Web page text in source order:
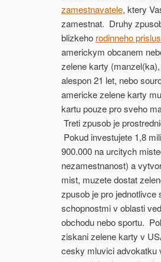
zamestnavatele, ktery
zamestnat. Druhy
blizkeho rodinneho
americkym obcanem
zelene karty
alespon 21 let, nebo
americke zelene karty
kartu pouze pro sveho
Treti zpusob je
Pokud investujete 1,8
900.000 na urcitych
nezamestnanost) a
mist, muzete dostat
zpusob je pro
schopnostmi v oblasti
obchodu nebo sportu.
ziskani zelene karty v
cesky mluvici advokatku